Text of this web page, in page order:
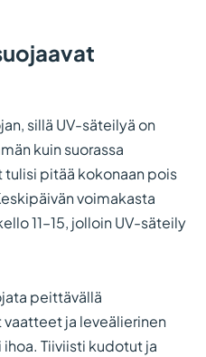
sillä UV-säteilyä on
kuin suorassa
tulisi pitää kokonaan pois
voimakasta
11–15, jolloin UV-säteily
peittävällä
ja leveälierinen
Tiiviisti kudotut ja